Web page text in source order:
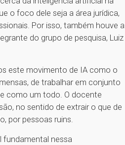
o foco dele seja a área jurídica,
Por isso, também houve a
do grupo de pesquisa, Luiz
este movimento de IA como o
de trabalhar em conjunto
como um todo. O docente
no sentido de extrair o que de
por pessoas ruins.
fundamental nessa